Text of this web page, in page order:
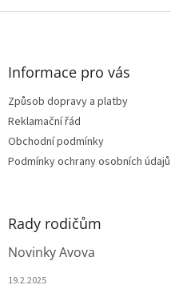
Z
Informace pro vás
Způsob dopravy a platby
Reklamační řád
Obchodní podmínky
Podmínky ochrany osobních údajů
Rady rodičům
Novinky Avova
19.2.2025